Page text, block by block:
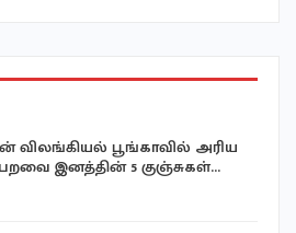
விலங்கியல் பூங்காவில் அரிய
இனத்தின் 5 குஞ்சுகள்…